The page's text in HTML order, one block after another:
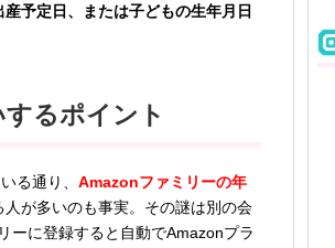
予定日、または子どもの生年月日
るポイント
る通り、 Amazonファミリーの年
が多いのも事実。その謎は別の会
ーに登録すると自動でAmazonプラ